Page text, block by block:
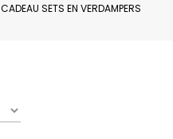
CADEAU SETS EN VERDAMPERS